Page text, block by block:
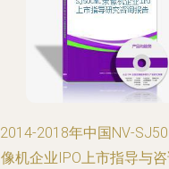
2014-2018年中国NV-
像机企业IPO上市指导与